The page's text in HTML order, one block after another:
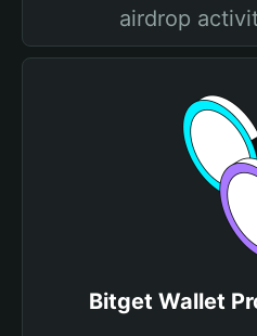
airdrop
Bitget Wallet